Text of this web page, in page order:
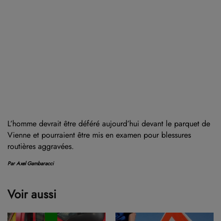
L’homme devrait être déféré aujourd’hui devant le parquet de
Vienne et pourraient être mis en examen pour blessures
routières aggravées.
Par Axel Gambaracci
Voir aussi